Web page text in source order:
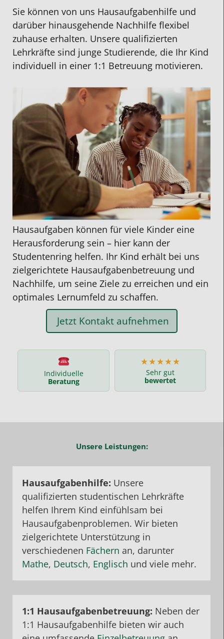
Sie können von uns Hausaufgabenhilfe und
darüber hinausgehende Nachhilfe flexibel
zuhause erhalten. Unsere qualifizierten
Lehrkräfte sind junge Studierende, die Ihr Kind
individuell in einer 1:1 Betreuung motivieren.
Hausaufgaben können für viele Kinder eine
Herausforderung sein – hier kann der
Studentenring helfen. Ihr Kind erhält bei uns
zielgerichtete Hausaufgabenbetreuung und
Nachhilfe, um seine Ziele zu erreichen und ein
optimales Lernumfeld zu schaffen.
Jetzt Kontakt aufnehmen
Individuelle
Beratung
★★★★★
Sehr gut
bewertet
Unsere Leistungen:
Hausaufgabenhilfe: Unsere
qualifizierten studentischen Lehrkräfte
helfen Ihrem Kind einfühlsam bei
Hausaufgabenproblemen. Wir bieten
zielgerichtete Unterstützung in
verschiedenen Fächern an, darunter
Mathe, Deutsch, Englisch und viele mehr.
1:1 Hausaufgabenbetreuung: Neben der
1:1 Hausaufgabenhilfe bieten wir auch